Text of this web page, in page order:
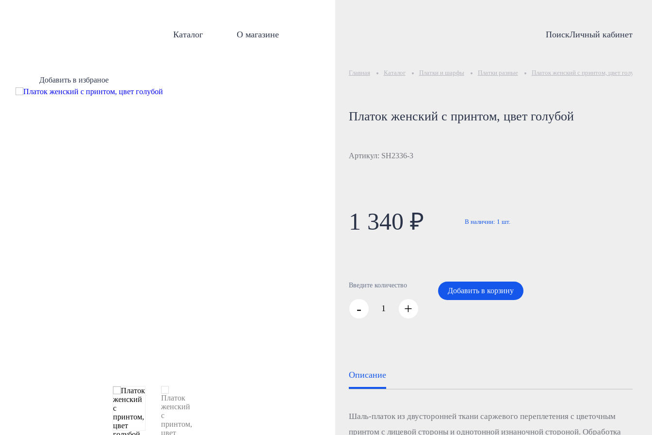
Каталог О магазине ПоискЛичный кабинет
Добавить в избраное
Главная Каталог Платки и шарфы Платки разные Платок женский с принтом, цвет голубой
Платок женский с принтом, цвет голубой
Артикул: SH2336-3
1 340 ₽ В наличии: 1 шт.
Введите количество
- +
Добавить в корзину
Описание
Шаль-платок из двусторонней ткани саржевого переплетения с цветочным
принтом с лицевой стороны и однотонной изнаночной стороной. Обработка